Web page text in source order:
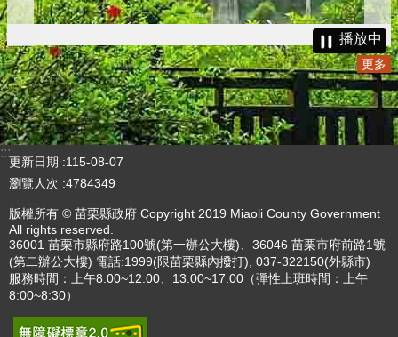
播放中
更多
:::
更新日期
115-08-07
瀏覽人次 4784349
版權所有 © 苗栗縣政府 Copyright 2019 Miaoli County Government
All rights reserved.
36001 苗栗市縣府路100號(第一辦公大樓)、36046 苗栗市府前路1號
(第二辦公大樓) 電話:1999(限苗栗縣內撥打), 037-322150(外縣市)
服務時間：上午8:00~12:00、13:00~17:00（彈性上班時間：上午
8:00~8:30）